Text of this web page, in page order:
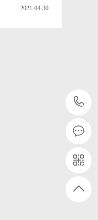
2021-04-30